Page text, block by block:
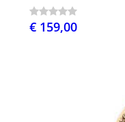
€ 159,00